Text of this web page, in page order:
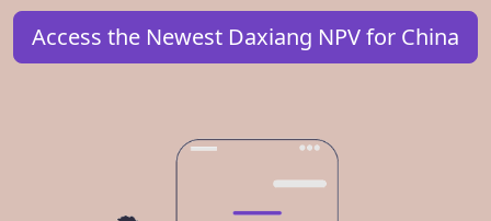
Access the Newest Daxiang NPV for China